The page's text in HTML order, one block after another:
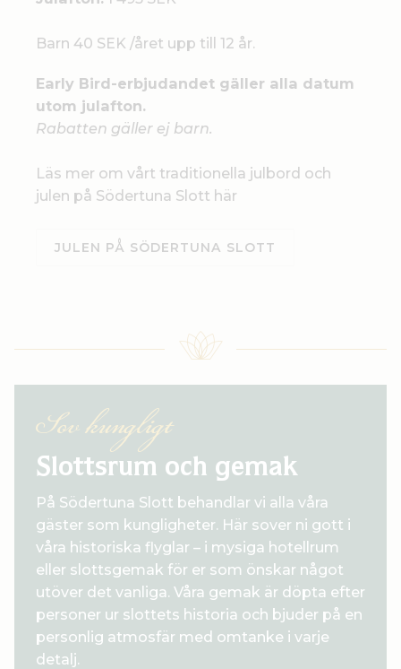
Barn 40 SEK /året upp till 12 år.
Early Bird-erbjudandet gäller alla datum
utom julafton.
Rabatten gäller ej barn.
Läs mer om vårt traditionella julbord och
julen på Södertuna Slott här
JULEN PÅ SÖDERTUNA SLOTT
Sov kungligt
Slottsrum och gemak
På Södertuna Slott behandlar vi alla våra
gäster som kungligheter. Här sover ni gott i
våra historiska flyglar – i mysiga hotellrum
eller slottsgemak för er som önskar något
utöver det vanliga. Våra gemak är döpta efter
personer ur slottets historia och bjuder på en
personlig atmosfär med omtanke i varje
detalj.